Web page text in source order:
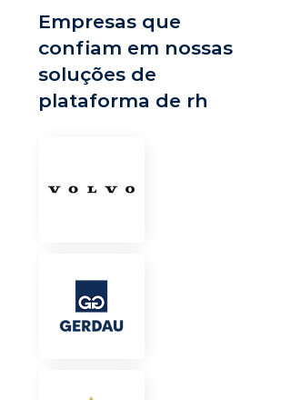
Empresas que
confiam em nossas
soluções de
plataforma de rh